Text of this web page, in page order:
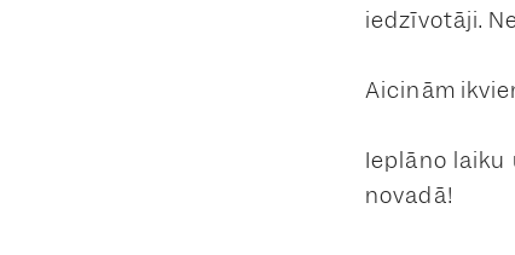
iedzīvotāji.
Aicinām
Ieplāno
novadā!